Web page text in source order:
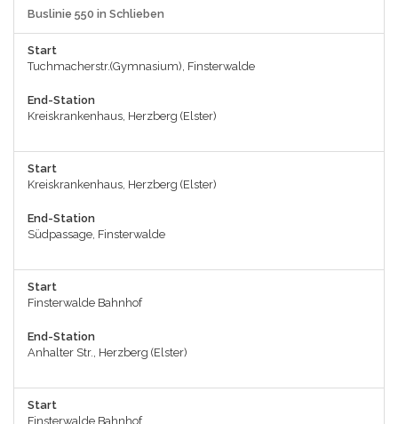
Buslinie 550 in Schlieben
Start
Tuchmacherstr.(Gymnasium), Finsterwalde
End-Station
Kreiskrankenhaus, Herzberg (Elster)
Start
Kreiskrankenhaus, Herzberg (Elster)
End-Station
Südpassage, Finsterwalde
Start
Finsterwalde Bahnhof
End-Station
Anhalter Str., Herzberg (Elster)
Start
Finsterwalde Bahnhof